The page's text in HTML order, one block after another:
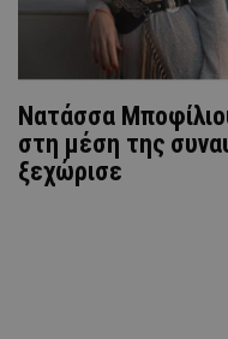
Νατάσσα
στη μέση της
ξεχώρισε